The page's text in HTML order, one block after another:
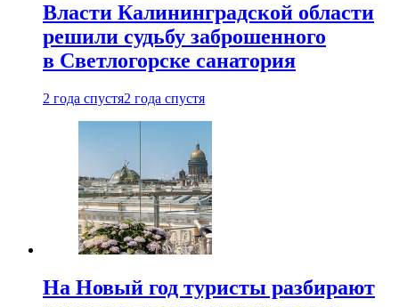
Власти Калининградской области
решили судьбу заброшенного
в Светлогорске санатория
2 года спустя2 года спустя
На Новый год туристы разбирают